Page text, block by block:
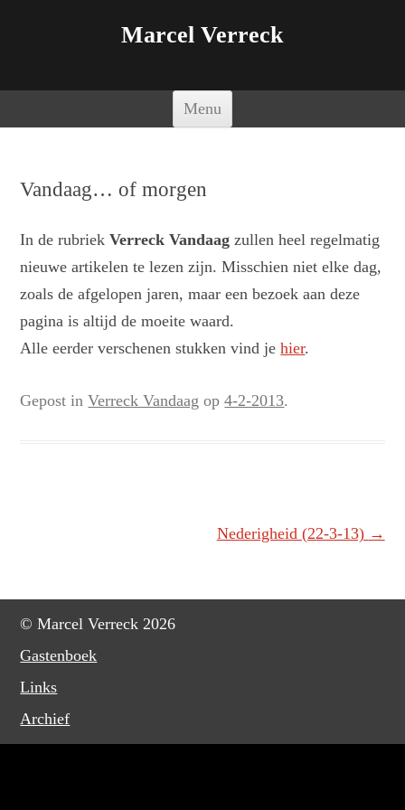
Marcel Verreck
Menu
Vandaag… of morgen
In de rubriekVerreck Vandaagzullen heel regelmatig
nieuwe artikelen te lezen zijn. Misschien niet elke dag,
zoals de afgelopen jaren, maar een bezoek aan deze
pagina is altijd de moeite waard.
Alle eerder verschenen stukken vind jehier.
Gepost inVerreck Vandaag op4-2-2013.
Nederigheid (22-3-13) →
© Marcel Verreck 2026
Gastenboek
Links
Archief